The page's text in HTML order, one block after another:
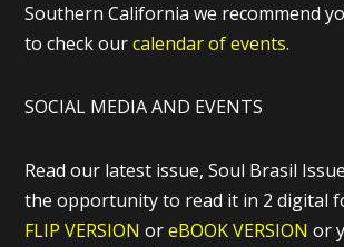
Southern California we recommend
to check ourcalendar of events.
SOCIAL MEDIA AND EVENTS
Read our latest issue, Soul Brasil
the opportunity to read it in 2 digital
FLIP VERSION oreBOOK VERSIONor